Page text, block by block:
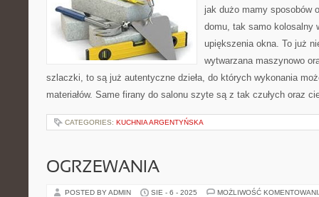
jak dużo mamy sposobów
domu, tak samo kolosalny
upiększenia okna. To już
wytwarzana maszynowo
szlaczki, to są już autentyczne dzieła, do których wykonania
materiałów. Same firany do salonu szyte są z tak czułych oraz
CATEGORIES: KUCHNIA ARGENTYŃSKA
OGRZEWANIA
POSTED BY ADMIN SIE - 6 - 2025 MOŻLIWOŚĆ